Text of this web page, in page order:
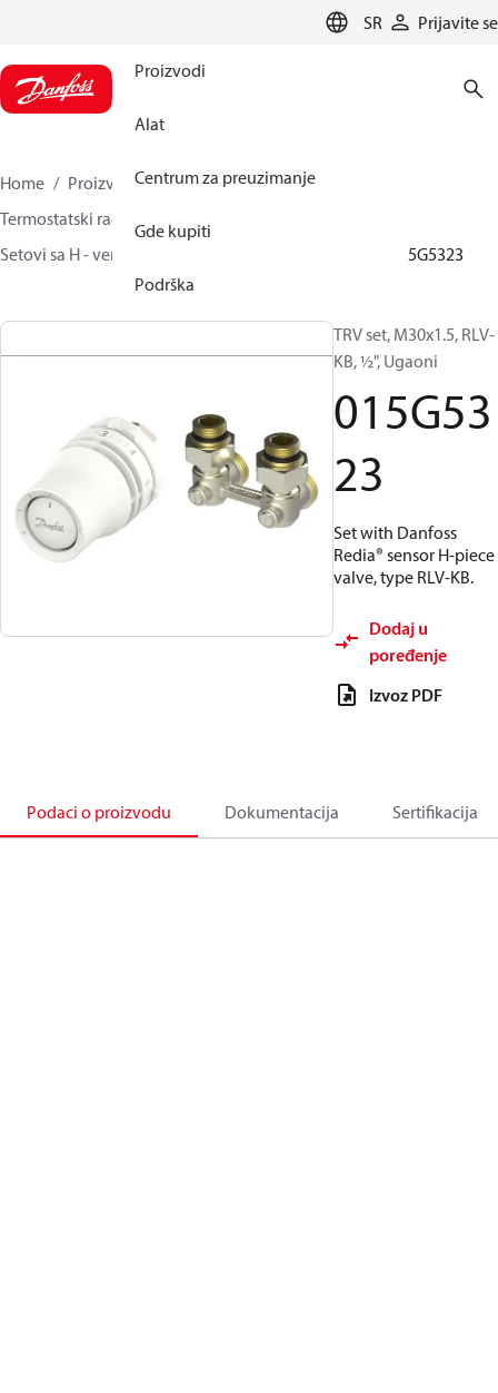
SR Prijavite se
Proizvodi
Alat
Centrum za preuzimanje
Gde kupiti
Podrška
Home Proizvodi
Climate Solutions za grejanje
Termostatski radijatorski ventili
Setovi sa H - ventilom
015G5323
TRV set, M30x1.5, RLV-
KB, ½", Ugaoni
015G53
23
Set with Danfoss
Redia® sensor H-piece
valve, type RLV-KB.
Dodaj u
poređenje
Izvoz PDF
Podaci o proizvodu Dokumentacija Sertifikacija